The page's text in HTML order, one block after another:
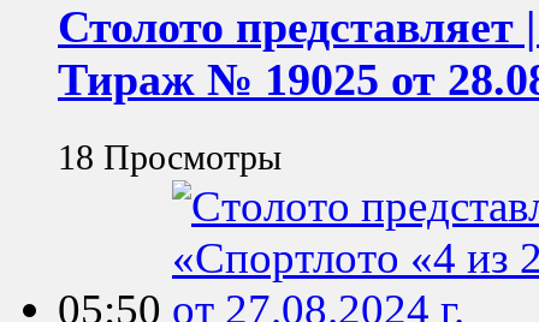
Столото представляет
Тираж № 19025 от
18 Просмотры
05:50